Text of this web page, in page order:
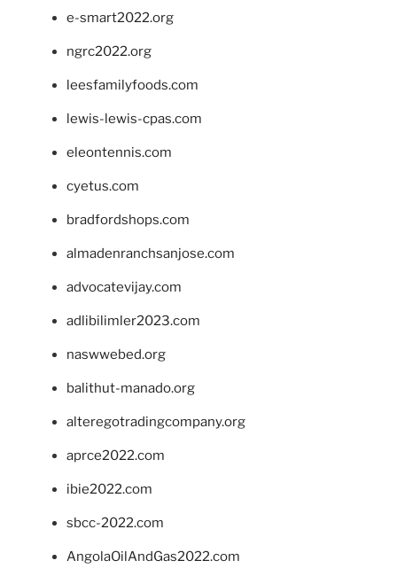
e-smart2022.org
ngrc2022.org
leesfamilyfoods.com
lewis-lewis-cpas.com
eleontennis.com
cyetus.com
bradfordshops.com
almadenranchsanjose.com
advocatevijay.com
adlibilimler2023.com
naswwebed.org
balithut-manado.org
alteregotradingcompany.org
aprce2022.com
ibie2022.com
sbcc-2022.com
AngolaOilAndGas2022.com